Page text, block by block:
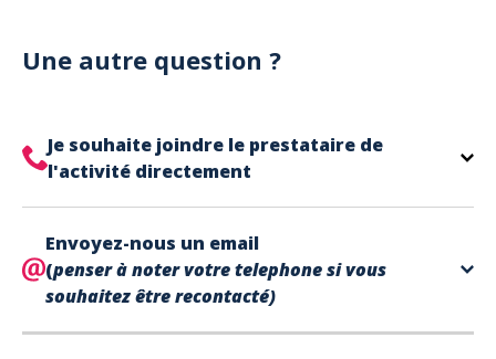
Cependant, nous avons l'office de tourisme de Fréjus
et de Saint Raphaël qui acceptent les chèques
A noter que la réservation est prise en compte
uniquement une fois le paiement effectué.
Une autre question ?
Je souhaite joindre le prestataire de
l'activité directement
trouve directement sur votre billet,
dans la partie contact.
Envoyez-nous un email
(penser à noter votre telephone si vous
souhaitez être recontacté)